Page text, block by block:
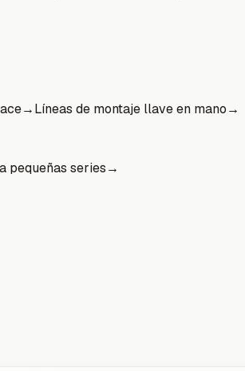
→Líneas de montaje llave en mano→
pequeñas series→